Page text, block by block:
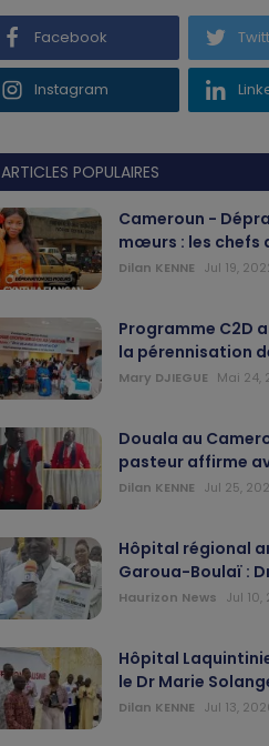
Facebook
Instagram
ARTICLES POPULAIRES
Cameroun -
mœurs : les chefs
Dilan KENNE Jul 19,
Programme C2D
la pérennisation
Mary DJIEGUE Mai 24,
Douala au
pasteur affirme
Dilan KENNE Jul 25,
Hôpital régional
Garoua-Boulaï :
Haurizon News Jul 10,
Hôpital
le Dr Marie
Dilan KENNE Jul 13,